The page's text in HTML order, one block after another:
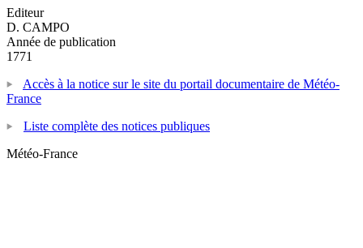
Editeur
D. CAMPO
Année de publication
1771
Accès à la notice sur le site du portail documentaire de Météo-
France
Liste complète des notices publiques
Météo-France